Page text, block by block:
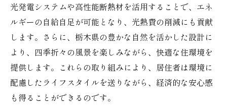
光発電システムや高性能断熱材を活用することで、エネ
ルギーの自給自足が可能となり、光熱費の削減にも貢献
します。さらに、栃木県の豊かな自然を活かした設計に
より、四季折々の風景を楽しみながら、快適な住環境を
提供します。これらの取り組みにより、居住者は環境に
配慮したライフスタイルを送りながら、経済的な安心感
も得ることができるのです。